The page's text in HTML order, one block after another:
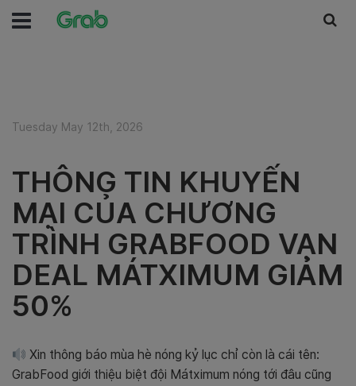
Tuesday May 12th, 2026
THÔNG TIN KHUYẾN
MẠI CỦA CHƯƠNG
TRÌNH GRABFOOD VẠN
DEAL MÁTXIMUM GIẢM
50%
Xin thông báo mùa hè nóng kỷ lục chỉ còn là cái tên:
GrabFood giới thiệu biệt đội Mátximum nóng tới đâu cũng